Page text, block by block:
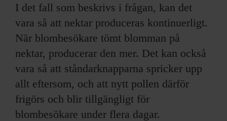
I det fall som beskrivs i frågan, kan det
vara så att nektar produceras kontinuerligt.
När blom­besökare tömt blomman på
nektar, producerar den mer. Det kan också
vara så att ståndarknapparna spricker upp
allt eftersom, och att nytt pollen därför
frigörs och blir tillgängligt för
blombesökare under flera dagar.